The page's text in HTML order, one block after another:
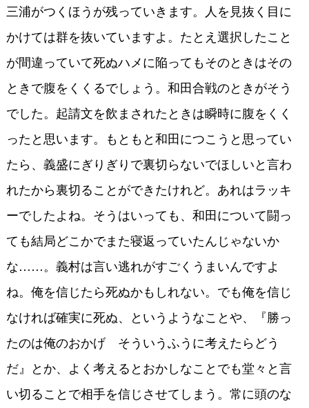
三浦がつくほうが残っていきます。人を見抜く目に
かけては群を抜いていますよ。たとえ選択したこと
が間違っていて死ぬハメに陥ってもそのときはその
ときで腹をくくるでしょう。和田合戦のときがそう
でした。起請文を飲まされたときは瞬時に腹をくく
ったと思います。もともと和田につこうと思ってい
たら、義盛にぎりぎりで裏切らないでほしいと言わ
れたから裏切ることができたけれど。あれはラッキ
ーでしたよね。そうはいっても、和田について闘っ
ても結局どこかでまた寝返っていたんじゃないか
な……。義村は言い逃れがすごくうまいんですよ
ね。俺を信じたら死ぬかもしれない。でも俺を信じ
なければ確実に死ぬ、というようなことや、『勝っ
たのは俺のおかげ そういうふうに考えたらどう
だ』とか、よく考えるとおかしなことでも堂々と言
い切ることで相手を信じさせてしまう。常に頭のな